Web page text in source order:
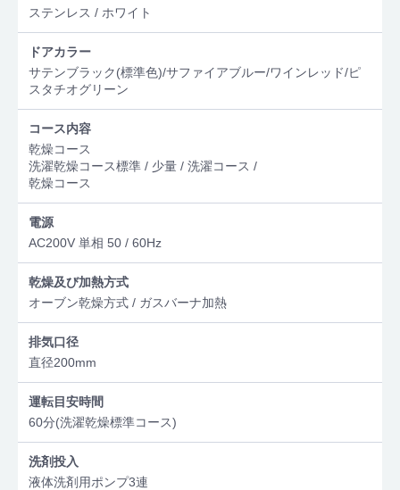
ステンレス / ホワイト
ドアカラー
サテンブラック(標準色)/サファイアブルー/ワインレッド/ピ
スタチオグリーン
コース内容
乾燥コース
洗濯乾燥コース標準 / 少量 / 洗濯コース /
乾燥コース
電源
AC200V 単相 50 / 60Hz
乾燥及び加熱方式
オーブン乾燥方式 / ガスバーナ加熱
排気口径
直径200mm
運転目安時間
60分(洗濯乾燥標準コース)
洗剤投入
液体洗剤用ポンプ3連